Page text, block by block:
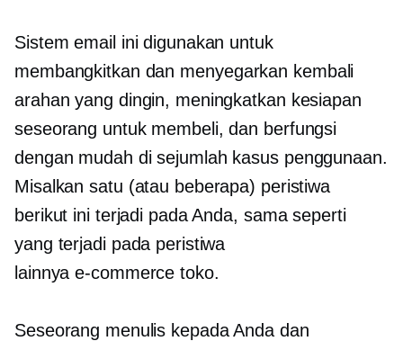
Sistem email ini digunakan untuk
membangkitkan dan menyegarkan kembali
arahan yang dingin, meningkatkan kesiapan
seseorang untuk membeli, dan berfungsi
dengan mudah di sejumlah kasus penggunaan.
Misalkan satu (atau beberapa) peristiwa
berikut ini terjadi pada Anda, sama seperti
yang terjadi pada peristiwa
lainnyae-commerce toko.
Seseorang menulis kepada Anda dan